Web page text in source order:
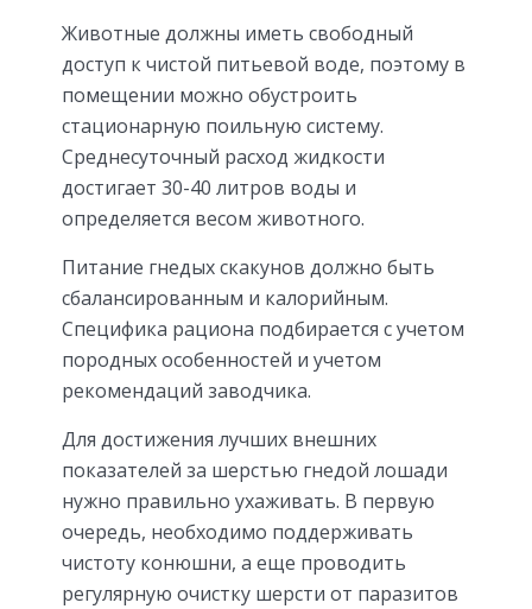
Животные должны иметь свободный
доступ к чистой питьевой воде, поэтому в
помещении можно обустроить
стационарную поильную систему.
Среднесуточный расход жидкости
достигает 30-40 литров воды и
определяется весом животного.
Питание гнедых скакунов должно быть
сбалансированным и калорийным.
Специфика рациона подбирается с учетом
породных особенностей и учетом
рекомендаций заводчика.
Для достижения лучших внешних
показателей за шерстью гнедой лошади
нужно правильно ухаживать. В первую
очередь, необходимо поддерживать
чистоту конюшни, а еще проводить
регулярную очистку шерсти от паразитов